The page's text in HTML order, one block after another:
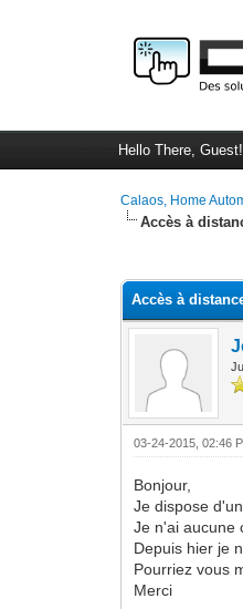
Hello There, Guest!
Calaos, Home
Accès à
Accès à
03-24-2015, 02:46
Bonjour,
Je dispose
Je n'ai aucune
Depuis hier je
Pourriez vous
Merci